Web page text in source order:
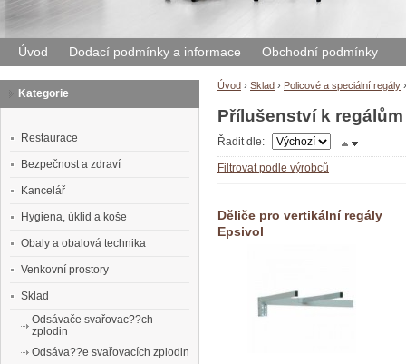
Úvod Dodací podmínky a informace Obchodní podmínky
Úvod › Sklad › Policové a speciální regály ›
Přílušenství k
Řadit dle:
Filtrovat podle výrobců
Děliče pro vertikální regály
Epsivol
Kategorie
Restaurace
Bezpečnost a zdraví
Kancelář
Hygiena, úklid a koše
Obaly a obalová technika
Venkovní prostory
Sklad
Odsávače svařovac??ch
zplodin
Odsáva??e svařovacích zplodin